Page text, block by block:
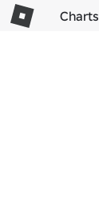
Charts